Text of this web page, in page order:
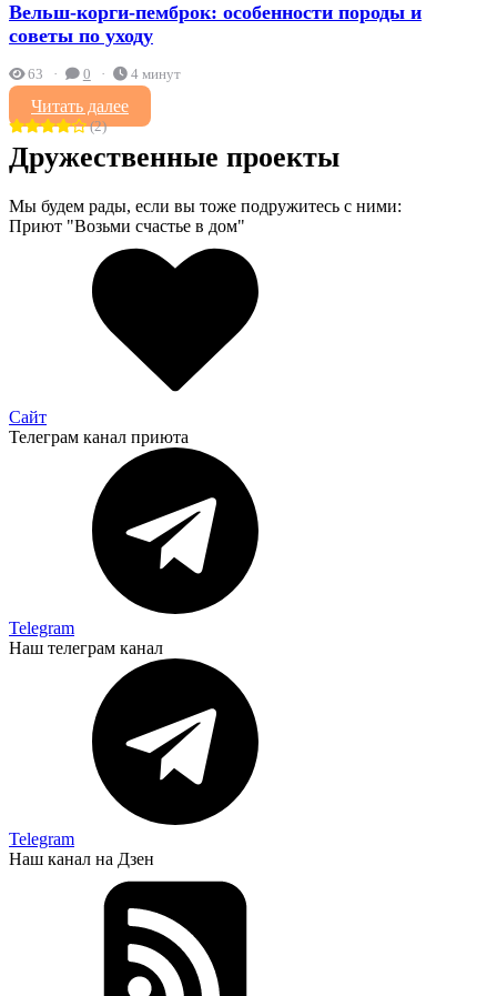
Вельш-корги-пемброк: особенности породы и
советы по уходу
63 0 4 минут
Читать далее
(2)
Дружественные проекты
Мы будем рады, если вы тоже подружитесь с ними:
Приют "Возьми счастье в дом"
Сайт
Телеграм канал приюта
Telegram
Наш телеграм канал
Telegram
Наш канал на Дзен